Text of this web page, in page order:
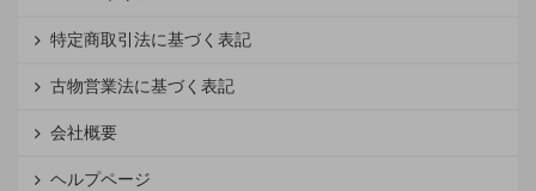
特定商取引法に基づく表記
古物営業法に基づく表記
会社概要
ヘルプページ